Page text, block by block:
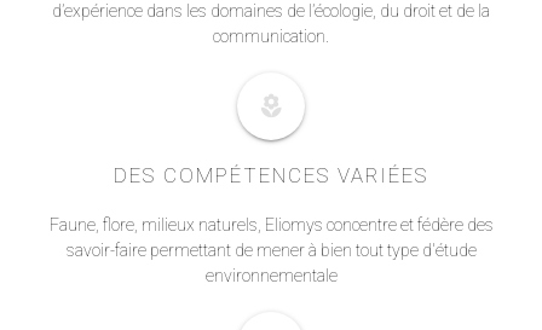
d’expérience dans les domaines de l’écologie, du droit et de la
communication.
local_florist
DES COMPÉTENCES VARIÉES
Faune, flore, milieux naturels, Eliomys concentre et fédère des
savoir-faire permettant de mener à bien tout type d'étude
environnementale